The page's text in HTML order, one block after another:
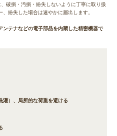
破損・汚損・紛失しないように丁寧に取り扱
紛失した場合は速やかに届出します。
テナなどの電子部品を内蔵した精密機器で
濯）、局所的な荷重を避ける